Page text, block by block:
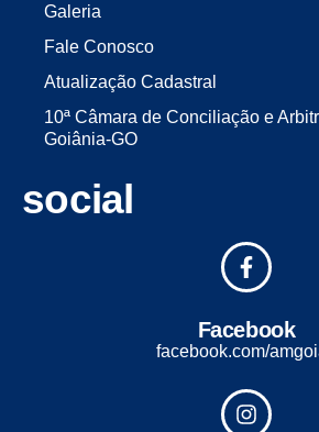
Galeria
Fale Conosco
Atualização Cadastral
10ª Câmara de Conciliação e
Goiânia-GO
social
Facebook
facebook.com/